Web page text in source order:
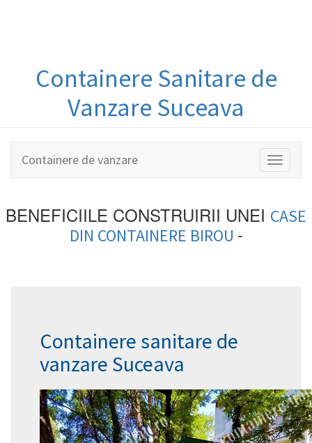
Containere Sanitare de
Vanzare Suceava
Toggle
Containere de vanzare
BENEFICIILE CONSTRUIRII UNEI CASE
DIN CONTAINERE BIROU -
Containere sanitare de
vanzare Suceava